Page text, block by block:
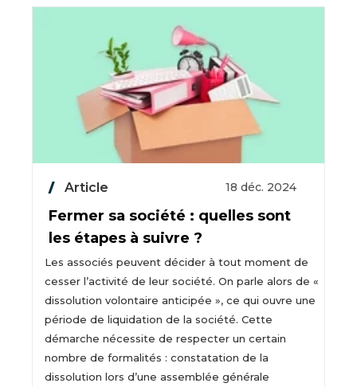
Article 18 déc. 2024
Fermer sa société : quelles sont
les étapes à suivre ?
Les associés peuvent décider à tout moment de
cesser l’activité de leur société. On parle alors de «
dissolution volontaire anticipée », ce qui ouvre une
période de liquidation de la société. Cette
démarche nécessite de respecter un certain
nombre de formalités : constatation de la
dissolution lors d’une assemblée générale